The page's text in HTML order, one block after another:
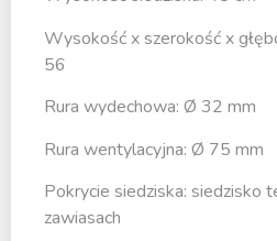
Wysokość x szerokość x
56
Rura wydechowa: Ø 32 mm
Rura wentylacyjna: Ø 75 mm
Pokrycie siedziska: siedzisko
zawiasach